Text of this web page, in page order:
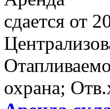
сдается от
охрана;